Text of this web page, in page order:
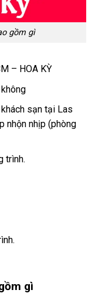
gồm gì
– HOA KỲ
sạn tại Las
nhộn nhịp (phòng
trình.
gì